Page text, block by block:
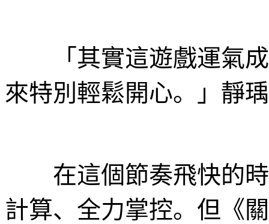
「其實這遊戲運氣成
來特別輕鬆開心。」靜
在這個節奏飛快的時
計算、全力掌控。但《